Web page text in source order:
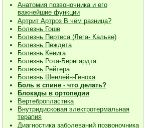
Анатомия позвоночника и его
важнейшие функции
Артрит Артроз В чём разница?
Болезнь Гоше
Болезнь Пертеса (Лега- Кальве)
Болезнь Пеждета
Болезнь Кенига
Болезнь Рота-Бернгардта
Болезнь Рейтера
Болезнь Шенлейн-Геноха
Боль в спине - что делать?
Блокады в ортопедии
Вертебропластика
Внутридисковая электротермальная
терапия
Диагностика заболеваний позвоночника